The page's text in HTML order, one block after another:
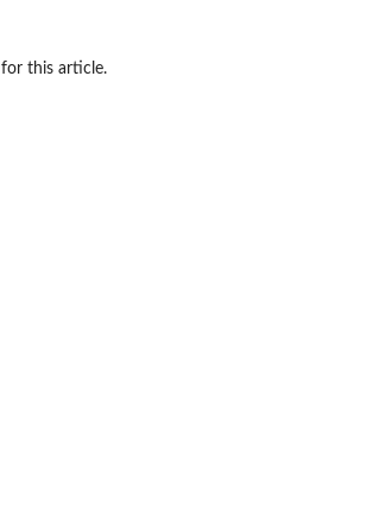
for this article.